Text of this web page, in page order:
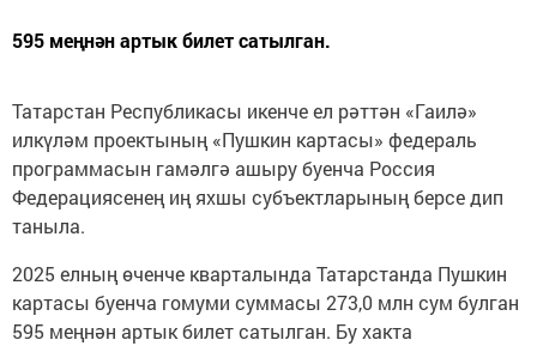
595 меңнән артык билет сатылган.
Татарстан Республикасы икенче ел рәттән «Гаилә»
илкүләм проектының «Пушкин картасы» федераль
программасын гамәлгә ашыру буенча Россия
Федерациясенең иң яхшы субъектларының берсе дип
таныла.
2025 елның өченче кварталында Татарстанда Пушкин
картасы буенча гомуми суммасы 273,0 млн сум булган
595 меңнән артык билет сатылган. Бу хакта